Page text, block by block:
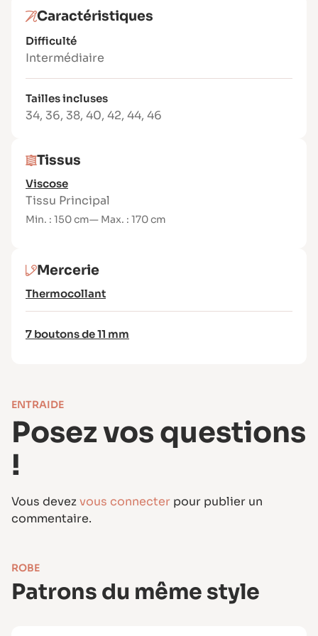
Tissus recommandés
Des étoffes souples et légères comme la
viscose, le coton, le satin, le crêpe ou la
dentelle, pour un tombé fluide et élégant.
Caractéristiques
Difficulté
Intermédiaire
Tailles incluses
34, 36, 38, 40, 42, 44, 46
Tissus
Viscose
Tissu Principal
Min. : 150 cm— Max. : 170 cm
Mercerie
Thermocollant
7 boutons de 11 mm
ENTRAIDE
Posez vos questions
!
Vous devezvous connecter pour publier un
commentaire.
ROBE
Patrons du même style